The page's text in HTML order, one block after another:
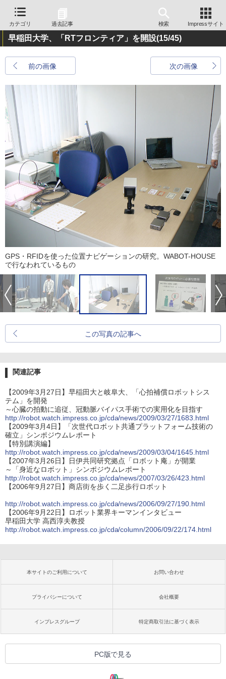
カテゴリ 過去記事 検索 Impressサイト
早稲田大学、「RTフロンティア」を開設(15/45)
前の画像 次の画像
GPS・RFIDを使った位置ナビゲーションの研究。WABOT-HOUSE
で行なわれているもの
この写真の記事へ
関連記事
【2009年3月27日】早稲田大と岐阜大、「心拍補償ロボットシス
テム」を開発
～心臓の拍動に追従、冠動脈バイパス手術での実用化を目指す
http://robot.watch.impress.co.jp/cda/news/2009/03/27/1683.html
【2009年3月4日】「次世代ロボット共通プラットフォーム技術の
確立」シンポジウムレポート
【特別講演編】
http://robot.watch.impress.co.jp/cda/news/2009/03/04/1645.html
【2007年3月26日】日伊共同研究拠点「ロボット庵」が開業
～「身近なロボット」シンポジウムレポート
http://robot.watch.impress.co.jp/cda/news/2007/03/26/423.html
【2006年9月27日】商店街を歩く二足歩行ロボット
http://robot.watch.impress.co.jp/cda/news/2006/09/27/190.html
【2006年9月22日】ロボット業界キーマンインタビュー
早稲田大学 高西淳夫教授
http://robot.watch.impress.co.jp/cda/column/2006/09/22/174.html
本サイトのご利用について お問い合わせ
プライバシーについて 会社概要
インプレスグループ 特定商取引法に基づく表示
PC版で見る